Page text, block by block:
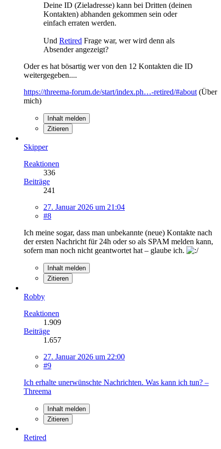
Deine ID (Zieladresse) kann bei Dritten (deinen
Kontakten) abhanden gekommen sein oder
einfach erraten werden.
Und Retired Frage war, wer wird denn als
Absender angezeigt?
Oder es hat bösartig wer von den 12 Kontakten die ID
weitergegeben....
https://threema-forum.de/start/index.ph…-retired/#about (Über
mich)
Inhalt melden
Zitieren
Skipper
Reaktionen
336
Beiträge
241
27. Januar 2026 um 21:04
#8
Ich meine sogar, dass man unbekannte (neue) Kontakte nach
der ersten Nachricht für 24h oder so als SPAM melden kann,
sofern man noch nicht geantwortet hat – glaube ich.
Inhalt melden
Zitieren
Robby
Reaktionen
1.909
Beiträge
1.657
27. Januar 2026 um 22:00
#9
Ich erhalte unerwünschte Nachrichten. Was kann ich tun? –
Threema
Inhalt melden
Zitieren
Retired